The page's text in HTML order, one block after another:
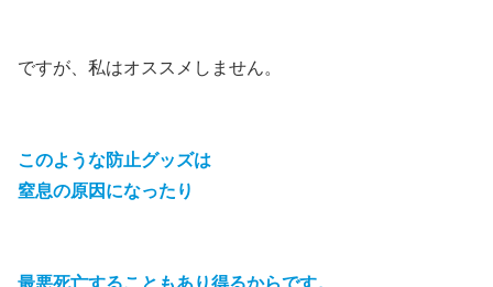
ですが、私はオススメしません。
このような防止グッズは
窒息の原因になったり